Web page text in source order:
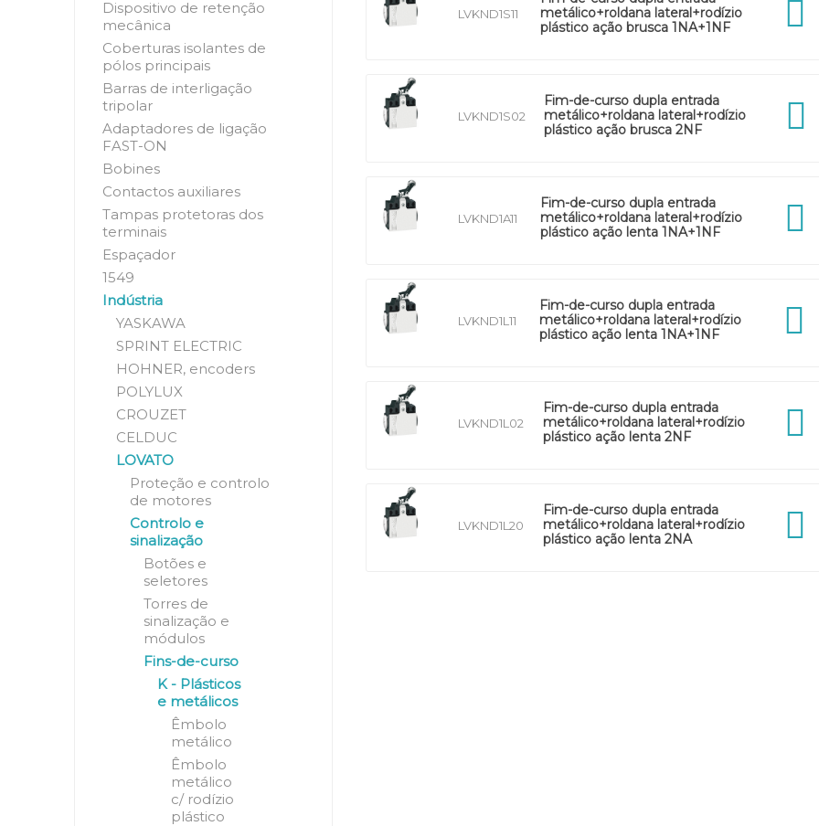
LVKND1S11
metálico+roldana lateral+rodízio
plástico ação brusca 1NA+1NF
LVKND1S02
Fim-de-curso dupla entrada
metálico+roldana lateral+rodízio
plástico ação brusca 2NF
LVKND1A11
Fim-de-curso dupla entrada
metálico+roldana lateral+rodízio
plástico ação lenta 1NA+1NF
LVKND1L11
Fim-de-curso dupla entrada
metálico+roldana lateral+rodízio
plástico ação lenta 1NA+1NF
LVKND1L02
Fim-de-curso dupla entrada
metálico+roldana lateral+rodízio
plástico ação lenta 2NF
LVKND1L20
Fim-de-curso dupla entrada
metálico+roldana lateral+rodízio
plástico ação lenta 2NA
Dispositivo de retenção
mecânica
Coberturas isolantes de
pólos principais
Barras de interligação
tripolar
Adaptadores de ligação
FAST-ON
Bobines
Contactos auxiliares
Tampas protetoras dos
terminais
Espaçador
1549
Indústria
YASKAWA
SPRINT ELECTRIC
HOHNER, encoders
POLYLUX
CROUZET
CELDUC
LOVATO
Proteção e controlo
de motores
Controlo e
sinalização
Botões e
seletores
Torres de
sinalização e
módulos
Fins-de-curso
K - Plásticos
e metálicos
Êmbolo
metálico
Êmbolo
metálico
c/ rodízio
plástico